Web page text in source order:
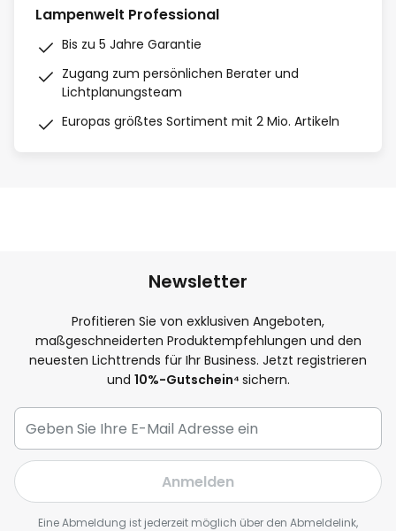
Lampenwelt Professional
Bis zu 5 Jahre Garantie
Zugang zum persönlichen Berater und
Lichtplanungsteam
Europas größtes Sortiment mit 2 Mio. Artikeln
Newsletter
Profitieren Sie von exklusiven Angeboten,
maßgeschneiderten Produktempfehlungen und den
neuesten Lichttrends für Ihr Business. Jetzt registrieren
und 10%-Gutschein⁴ sichern.
Anmelden
Eine Abmeldung ist jederzeit möglich über den Abmeldelink,